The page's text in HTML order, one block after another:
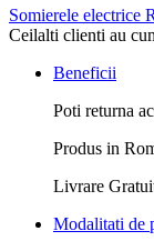
Somierele electrice
Ceilalti clienti au
Beneficii
Poti returna
Produs in
Livrare
Modalitati de